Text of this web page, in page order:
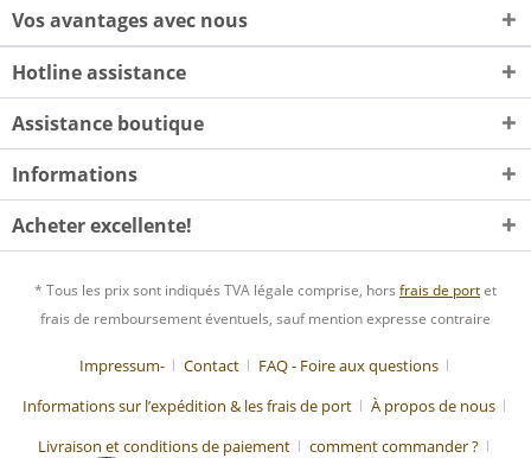
Vos avantages avec nous
Hotline assistance
Assistance boutique
Informations
Acheter excellente!
* Tous les prix sont indiqués TVA légale comprise, hors frais de portet
frais de remboursement éventuels, sauf mention expresse contraire
Impressum- Contact
FAQ - Foire aux questions
Informations sur l’expédition & les frais de port
À propos de nous
Livraison et conditions de paiement
comment commander ?